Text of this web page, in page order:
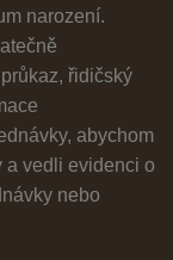
narození.
řidičský
abychom
a vedli evidenci o
nebo